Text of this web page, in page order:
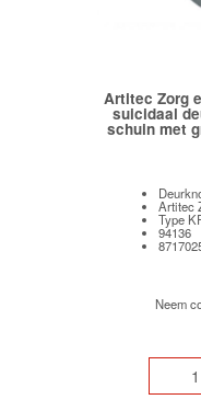
Artitec Zorg
suicidaal
schuin met
Artitec
Type
94136
Neem